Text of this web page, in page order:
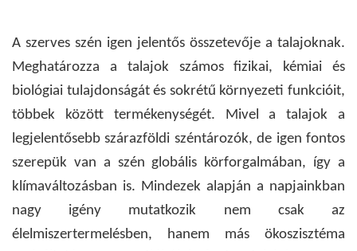
A szerves szén igen jelentős összetevője a talajoknak.
Meghatározza a talajok számos fizikai, kémiai és
biológiai tulajdonságát és sokrétű környezeti funkcióit,
többek között termékenységét. Mivel a talajok a
legjelentősebb szárazföldi széntározók, de igen fontos
szerepük van a szén globális körforgalmában, így a
klímaváltozásban is. Mindezek alapján a napjainkban
nagy igény mutatkozik nem csak az
élelmiszertermelésben, hanem más ökoszisztéma